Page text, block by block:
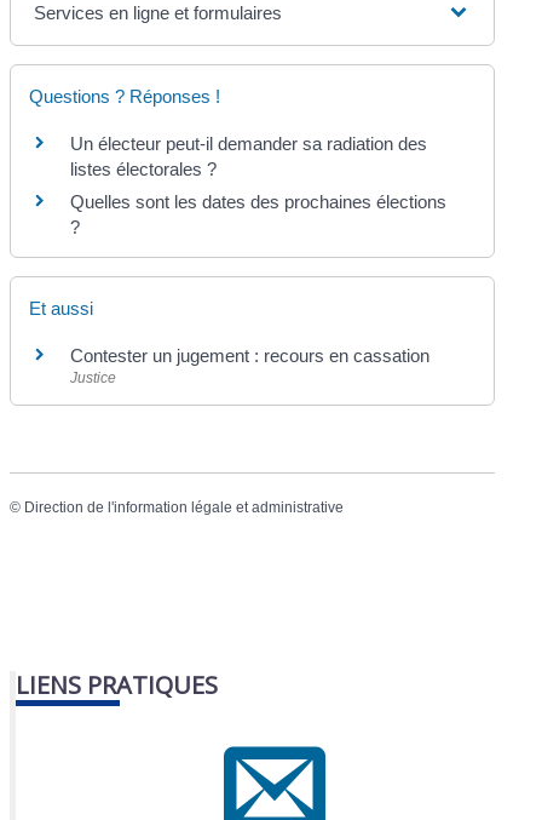
Services en ligne et formulaires
Questions ? Réponses !
Un électeur peut-il demander sa radiation des
listes électorales ?
Quelles sont les dates des prochaines élections
?
Et aussi
Contester un jugement : recours en cassation
Justice
© Direction de l'information légale et administrative
LIENS PRATIQUES